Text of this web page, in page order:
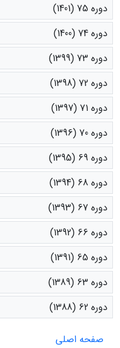
دوره 75 (1401)
دوره 74 (1400)
دوره 73 (1399)
دوره 72 (1398)
دوره 71 (1397)
دوره 70 (1396)
دوره 69 (1395)
دوره 68 (1394)
دوره 67 (1393)
دوره 66 (1392)
دوره 65 (1391)
دوره 63 (1389)
دوره 62 (1388)
صفحه اصلی